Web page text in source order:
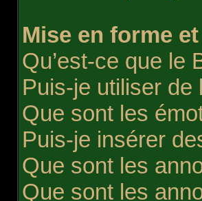
Mise en forme
Qu’est-ce que le
Puis-je utiliser de
Que sont les
Puis-je insérer
Que sont les
Que sont les